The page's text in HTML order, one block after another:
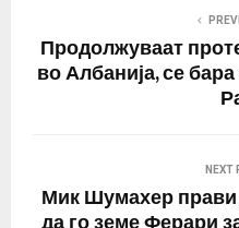
Продолжуваат
во Албанија, се
NEXT
Мик Шумахер